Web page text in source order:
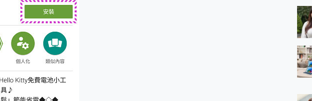
完美對位 擁有超強吸力與超好用的隱磁支架 O-ONE MAG 最會吸的行動電源 開箱 評測
edge 70 pro 及 moto g37 power上市，登錄在送飛利浦氣炸鍋
千元的 Soundcore Liberty 5 Pro Max，有螢幕的耳機會是智商稅嗎?
Pad 全面應援 Me Time，加碼愛奇藝黃金雙周卡體驗，專案價最低 NT$0 起
HONOR 600 Pro x MOLLY Limited Edition 限量版開賣，攜手味全龍進駐大巨蛋萬人盛典